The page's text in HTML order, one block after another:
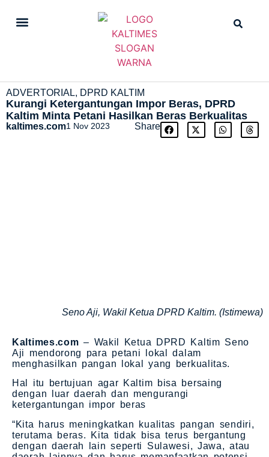
ADVERTORIAL, DPRD KALTIM
Kurangi Ketergantungan Impor Beras, DPRD
Kaltim Minta Petani Hasilkan Beras Berkualitas
kaltimes.com1 Nov 2023 Share
Seno Aji, Wakil Ketua DPRD Kaltim. (Istimewa)
Kaltimes.com – Wakil Ketua DPRD Kaltim Seno
Aji mendorong para petani lokal dalam
menghasilkan pangan lokal yang berkualitas.
Hal itu bertujuan agar Kaltim bisa bersaing
dengan luar daerah dan mengurangi
ketergantungan impor beras
“Kita harus meningkatkan kualitas pangan sendiri,
terutama beras. Kita tidak bisa terus bergantung
dengan daerah lain seperti Sulawesi, Jawa, atau